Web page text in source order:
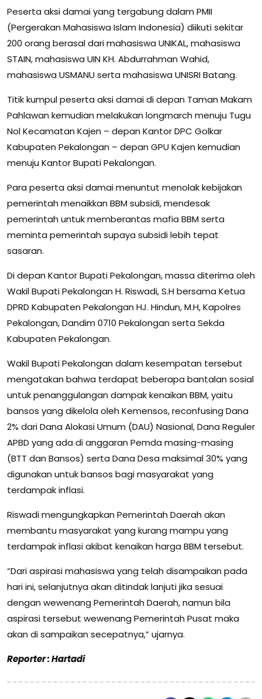
Peserta aksi damai yang tergabung dalam PMII
(Pergerakan Mahasiswa Islam Indonesia) diikuti sekitar
200 orang berasal dari mahasiswa UNIKAL, mahasiswa
STAIN, mahasiswa UIN KH. Abdurrahman Wahid,
mahasiswa USMANU serta mahasiswa UNISRI Batang.
Titik kumpul peserta aksi damai di depan Taman Makam
Pahlawan kemudian melakukan longmarch menuju Tugu
Nol Kecamatan Kajen – depan Kantor DPC Golkar
Kabupaten Pekalongan – depan GPU Kajen kemudian
menuju Kantor Bupati Pekalongan.
Para peserta aksi damai menuntut menolak kebijakan
pemerintah menaikkan BBM subsidi, mendesak
pemerintah untuk memberantas mafia BBM serta
meminta pemerintah supaya subsidi lebih tepat
sasaran.
Di depan Kantor Bupati Pekalongan, massa diterima oleh
Wakil Bupati Pekalongan H. Riswadi, S.H bersama Ketua
DPRD Kabupaten Pekalongan HJ. Hindun, M.H, Kapolres
Pekalongan, Dandim 0710 Pekalongan serta Sekda
Kabupaten Pekalongan.
Wakil Bupati Pekalongan dalam kesempatan tersebut
mengatakan bahwa terdapat beberapa bantalan sosial
untuk penanggulangan dampak kenaikan BBM, yaitu
bansos yang dikelola oleh Kemensos, reconfusing Dana
2% dari Dana Alokasi Umum (DAU) Nasional, Dana Reguler
APBD yang ada di anggaran Pemda masing-masing
(BTT dan Bansos) serta Dana Desa maksimal 30% yang
digunakan untuk bansos bagi masyarakat yang
terdampak inflasi.
Riswadi mengungkapkan Pemerintah Daerah akan
membantu masyarakat yang kurang mampu yang
terdampak inflasi akibat kenaikan harga BBM tersebut.
“Dari aspirasi mahasiswa yang telah disampaikan pada
hari ini, selanjutnya akan ditindak lanjuti jika sesuai
dengan wewenang Pemerintah Daerah, namun bila
aspirasi tersebut wewenang Pemerintah Pusat maka
akan di sampaikan secepatnya,” ujarnya.
Reporter : Hartadi